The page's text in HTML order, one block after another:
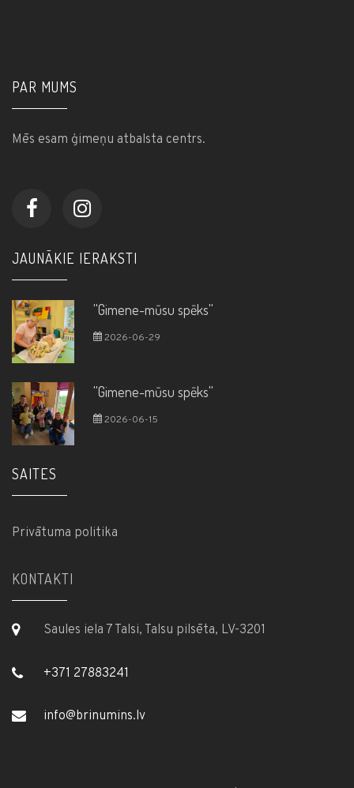
PAR MUMS
Mēs esam ģimeņu atbalsta centrs.
JAUNĀKIE IERAKSTI
''Gimene-mūsu spēks''
2026-06-29
''Gimene-mūsu spēks''
2026-06-15
SAITES
Privātuma politika
KONTAKTI
Saules iela 7 Talsi, Talsu pilsēta, LV-3201
+371 27883241
info@brinumins.lv